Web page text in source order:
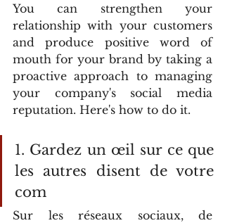
You can strengthen your
relationship with your customers
and produce positive word of
mouth for your brand by taking a
proactive approach to managing
your company's social media
reputation. Here's how to do it.
1. Gardez un œil sur ce que
les autres disent de votre
com
Sur les réseaux sociaux, de